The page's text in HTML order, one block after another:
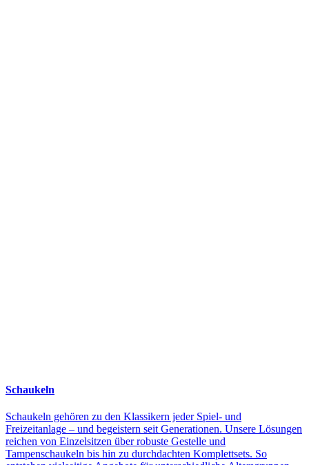
Schaukeln
Schaukeln gehören zu den Klassikern jeder Spiel- und
Freizeitanlage – und begeistern seit Generationen. Unsere Lösungen
reichen von Einzelsitzen über robuste Gestelle und
Tampenschaukeln bis hin zu durchdachten Komplettsets. So